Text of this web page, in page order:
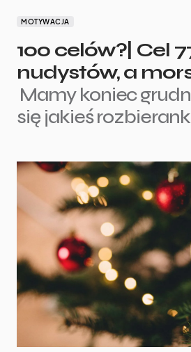
MOTYWACJA
100 celów?| Cel
nudystów, a
Mamy koniec
się jakieś